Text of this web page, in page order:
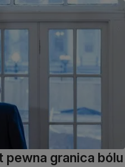
pewna granica bólu